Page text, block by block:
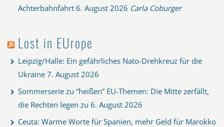
Achterbahnfahrt 6. August 2026 Carla Coburger
Lost in EUrope
Leipzig/Halle: Ein gefährliches Nato-Drehkreuz für die
Ukraine 7. August 2026
Sommerserie zu “heißen” EU-Themen: Die Mitte zerfällt,
die Rechten legen zu 6. August 2026
Ceuta: Warme Worte für Spanien, mehr Geld für Marokko